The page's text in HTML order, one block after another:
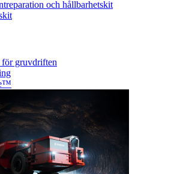
och hållbarhetskit
för gruvdriften